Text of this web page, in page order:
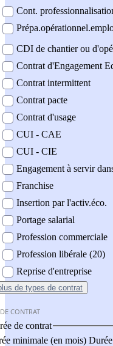
Cont.
CDI de chantier ou
Contrat d'Engagement
Contrat intermittent
Contrat pacte
Contrat d'usage
CUI - CAE
CUI - CIE
Engagement à servir
Franchise
Insertion par l'activ.éco.
Portage salarial
Profession commerciale
Profession libérale (20)
Reprise d'entreprise
de types de contrat
CONTRAT
de contrat
minimale (en mois)